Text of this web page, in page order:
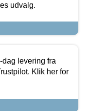
udvalg.
levering fra
Klik her for